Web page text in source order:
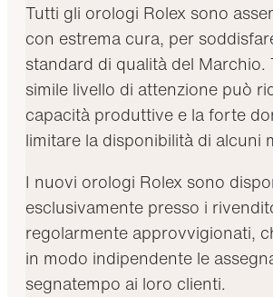
Tutti gli orologi Rolex sono
con estrema cura, per
standard di qualità del Marchio.
simile livello di attenzione può
capacità produttive e la forte
limitare la disponibilità di alcuni
I nuovi orologi Rolex sono
esclusivamente presso i
regolarmente approvvigionati,
in modo indipendente le
segnatempo ai loro clienti.